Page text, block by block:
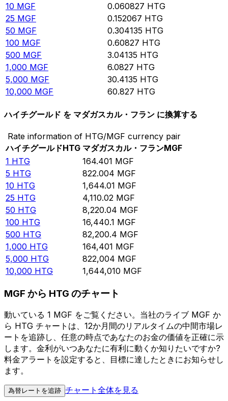
10 MGF 0.060827 HTG
25 MGF 0.152067 HTG
50 MGF 0.304135 HTG
100 MGF 0.60827 HTG
500 MGF 3.04135 HTG
1,000 MGF 6.0827 HTG
5,000 MGF 30.4135 HTG
10,000 MGF 60.827 HTG
ハイチグールド を マダガスカル・フラン に換算する
Rate information of HTG/MGF currency pair
ハイチグールドHTG マダガスカル・フランMGF
1 HTG 164.401 MGF
5 HTG 822.004 MGF
10 HTG 1,644.01 MGF
25 HTG 4,110.02 MGF
50 HTG 8,220.04 MGF
100 HTG 16,440.1 MGF
500 HTG 82,200.4 MGF
1,000 HTG 164,401 MGF
5,000 HTG 822,004 MGF
10,000 HTG 1,644,010 MGF
MGF から HTG のチャート
動いている 1 MGF をご覧ください。当社のライブ MGF か
ら HTG チャートは、12か月間のリアルタイムの中間市場レ
ートを追跡し、任意の時点であなたのお金の価値を正確に示
します。金利がいつあなたに有利に動くか知りたいですか?
料金アラートを設定すると、目標に達したときにお知らせし
ます。
為替レートを追跡 チャート全体を見る